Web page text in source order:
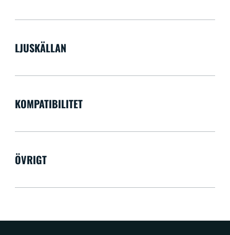
LJUSKÄLLAN
KOMPATIBILITET
ÖVRIGT